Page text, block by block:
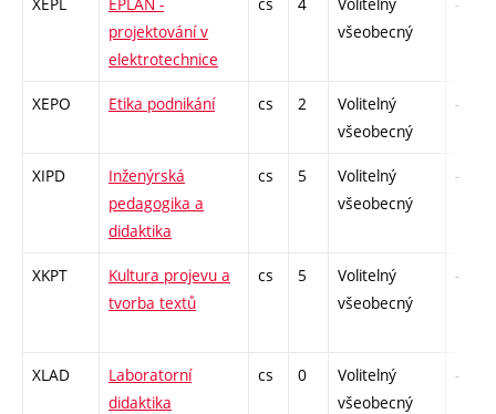
projektování v
elektrotechnice
všeobecný
XEPO Etika podnikání cs 2
Volitelný
všeobecný
-
XIPD
Inženýrská
pedagogika a
didaktika
cs 5
Volitelný
všeobecný
-
XKPT
Kultura projevu a
tvorba textů
cs 5
Volitelný
všeobecný
-
XLAD
Laboratorní
didaktika
cs 0
Volitelný
všeobecný
-